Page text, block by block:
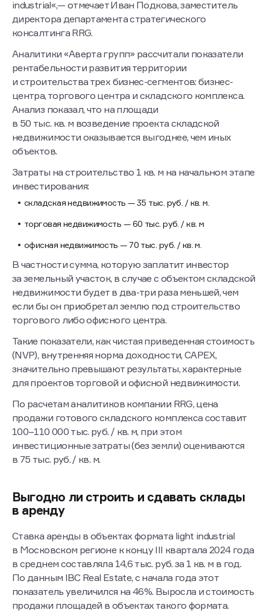
сопоставим с возведением проектов в формате light
industrial«,— отмечает Иван Подкова, заместитель
директора департамента стратегического
Аналитики «Аверта групп» рассчитали показатели
рентабельности развития территории
и строительства трех бизнес-сегментов: бизнес-
центра, торгового центра и складского комплекса.
Анализ показал, что на площади
в 50 тыс. кв. м возведение проекта складской
недвижимости оказывается выгоднее, чем иных
Затраты на строительство 1 кв. м на начальном этапе
инвестирования:
В частности сумма, которую заплатит инвестор
за земельный участок, в случае с объектом складской
недвижимости будет в два-три раза меньшей, чем
если бы он приобретал землю под строительство
Такие показатели, как чистая приведенная стоимость
(NVP), внутренняя норма доходности, CAPEX,
значительно превышают результаты, характерные
По расчетам аналитиков компании RRG, цена
продажи готового складского комплекса составит
100–110 000 тыс. руб. / кв. м, при этом
инвестиционные затраты (без земли) оцениваются
Выгодно ли строить и сдавать склады
Ставка аренды в объектах формата light industrial
в Московском регионе к концу III квартала 2024 года
в среднем составляла 14,6 тыс. руб. за 1 кв. м в год.
По данным IBC Real Estate, с начала года этот
показатель увеличился на 46%. Выросла и стоимость